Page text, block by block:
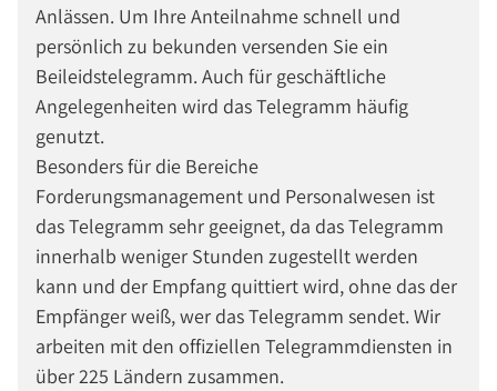
Anlässen. Um Ihre Anteilnahme schnell und
persönlich zu bekunden versenden Sie ein
Beileidstelegramm. Auch für geschäftliche
Angelegenheiten wird das Telegramm häufig
genutzt.
Besonders für die Bereiche
Forderungsmanagement und Personalwesen ist
das Telegramm sehr geeignet, da das Telegramm
innerhalb weniger Stunden zugestellt werden
kann und der Empfang quittiert wird, ohne das der
Empfänger weiß, wer das Telegramm sendet. Wir
arbeiten mit den offiziellen Telegrammdiensten in
über 225 Ländern zusammen.